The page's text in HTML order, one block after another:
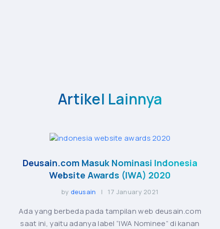
Artikel Lainnya
Deusain.com Masuk Nominasi Indonesia
Website Awards (IWA) 2020
by deusain | 17 January 2021
Ada yang berbeda pada tampilan web deusain.com
saat ini, yaitu adanya label “IWA Nominee” di kanan